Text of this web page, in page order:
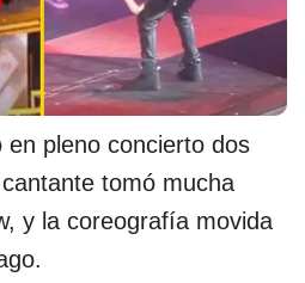
pleno concierto dos
tomó mucha
y la coreografía movida